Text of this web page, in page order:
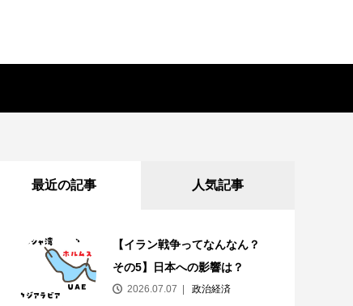
最近の記事 人気記事
【イラン戦争ってなんなん？
その5】日本への影響は？
2026.07.07 政治経済